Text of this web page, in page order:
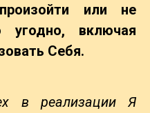
или не
угодно, включая
Себя.
в реализации Я